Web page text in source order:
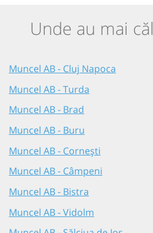
Unde au mai
Muncel AB - Cluj Napoca
Muncel AB - Turda
Muncel AB - Brad
Muncel AB - Buru
Muncel AB - Cornești
Muncel AB - Câmpeni
Muncel AB - Bistra
Muncel AB - Vidolm